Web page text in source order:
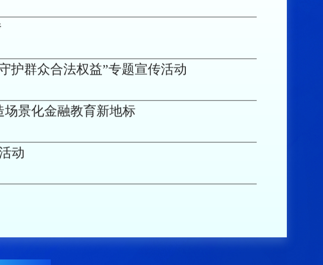
群众合法权益”专题宣传活动
景化金融教育新地标
动
“3·15”金融消费者权益保护教育宣传活
融+艺术”点亮青少年未来